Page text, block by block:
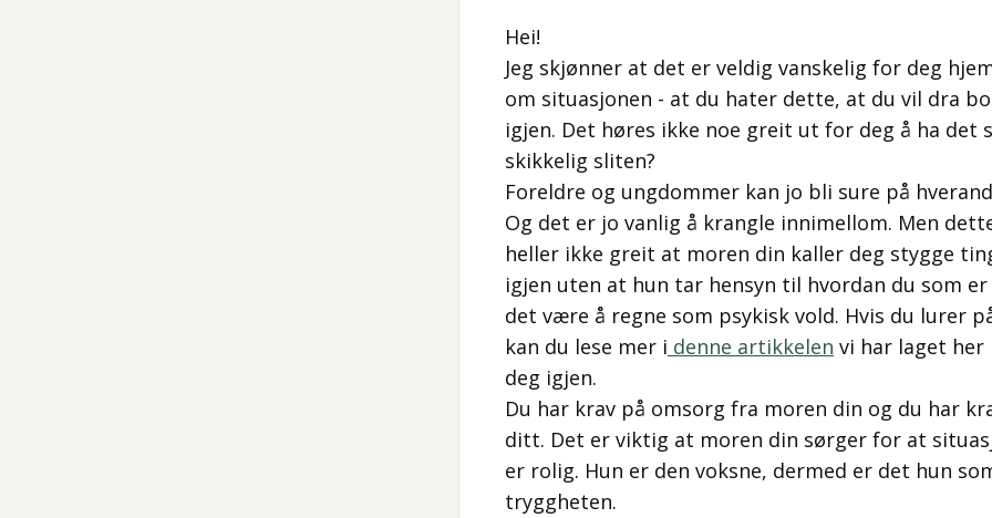
Hei!
Jeg skjønner at det er veldig vanskelig for deg
om situasjonen - at du hater dette, at du vil dra
igjen. Det høres ikke noe greit ut for deg å ha det
skikkelig sliten?
Foreldre og ungdommer kan jo bli sure på
Og det er jo vanlig å krangle innimellom. Men
heller ikke greit at moren din kaller deg stygge
igjen uten at hun tar hensyn til hvordan du som
det være å regne som psykisk vold. Hvis du lurer
kan du lese mer i denne artikkelen vi har laget her
deg igjen.
Du har krav på omsorg fra moren din og du har
ditt. Det er viktig at moren din sørger for at
er rolig. Hun er den voksne, dermed er det hun
tryggheten.